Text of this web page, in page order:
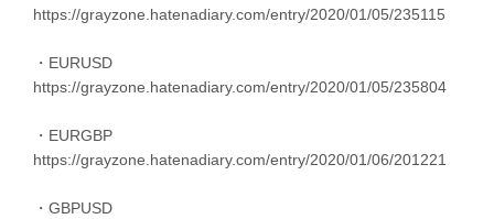
https://grayzone.hatenadiary.com/entry/2020/01/05/235115
・EURUSD
https://grayzone.hatenadiary.com/entry/2020/01/05/235804
・EURGBP
https://grayzone.hatenadiary.com/entry/2020/01/06/201221
・GBPUSD